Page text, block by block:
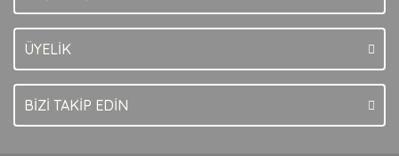
ÜYELİK
BİZİ TAKİP EDİN